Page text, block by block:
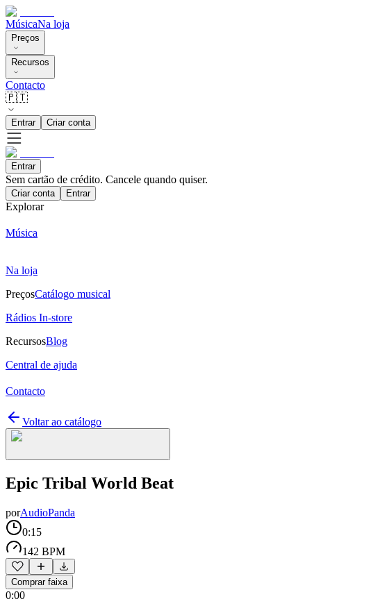
MúsicaNa loja
Preços
Recursos
Contacto
🇵🇹
Entrar Criar conta
Entrar
Sem cartão de crédito. Cancele quando quiser.
Criar conta Entrar
Explorar
Música
Na loja
PreçosCatálogo musical
Rádios In-store
RecursosBlog
Central de ajuda
Contacto
Voltar ao catálogo
Epic Tribal World Beat
porAudioPanda
0:15
142 BPM
Comprar faixa
0:00